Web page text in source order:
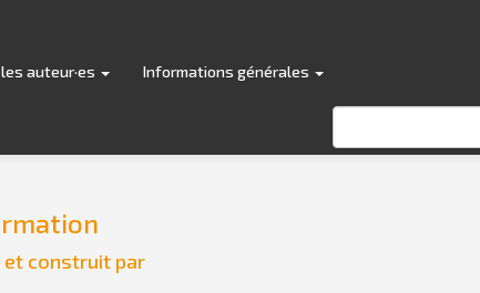
auteur·es Informations générales
et construit par